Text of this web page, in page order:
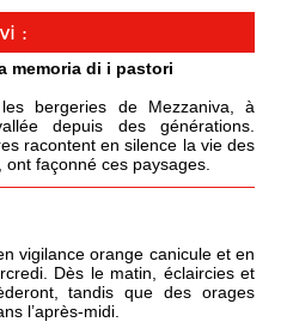
:
memoria di i pastori
bergeries de Mezzaniva, à
depuis des générations.
racontent en silence la vie des
façonné ces paysages.
vigilance orange canicule et en
Dès le matin, éclaircies et
tandis que des orages
l’après-midi.